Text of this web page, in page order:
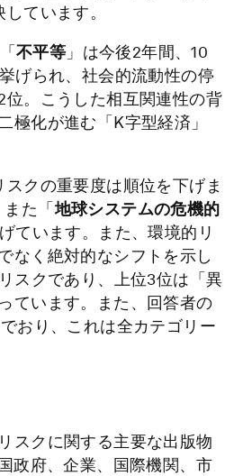
ています。
不平等 」は今後2年間、10
げられ、社会的流動性の停
位。こうした相互関連性の背
化が進む「K字型経済」
クの重要度は順位を下げま
また「地球システムの危機的
ています。また、環境的リ
なく絶対的なシフトを示し
スクであり、上位3位は「異
ています。また、回答者の
おり、これは全カテゴリー
スクに関する主要な出版物
政府、企業、国際機関、市